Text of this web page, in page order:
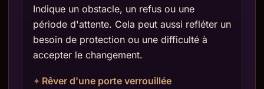
Indique un obstacle, un refus ou une
période d'attente. Cela peut aussi refléter un
besoin de protection ou une difficulté à
accepter le changement.
Rêver d'une porte verrouillée